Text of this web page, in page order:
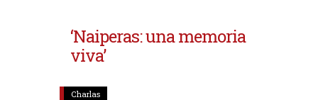
‘Naiperas: una memoria
viva’
Charlas